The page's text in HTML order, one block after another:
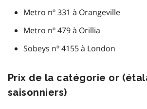
Metro nº 331 à Orangeville
Metro nº 479 à Orillia
Sobeys nº 4155 à London
Prix de la catégorie or
saisonniers)